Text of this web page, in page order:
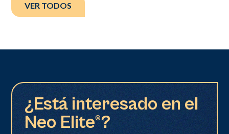
VER TODOS
¿Está interesado en el
Neo Elite®?